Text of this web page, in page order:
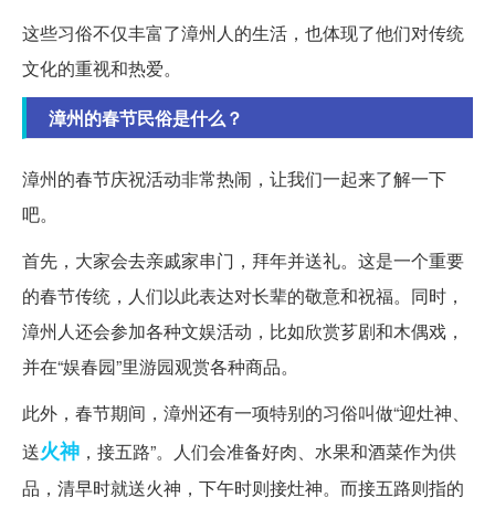
这些习俗不仅丰富了漳州人的生活，也体现了他们对传统
文化的重视和热爱。
漳州的春节民俗是什么？
漳州的春节庆祝活动非常热闹，让我们一起来了解一下
吧。
首先，大家会去亲戚家串门，拜年并送礼。这是一个重要
的春节传统，人们以此表达对长辈的敬意和祝福。同时，
漳州人还会参加各种文娱活动，比如欣赏芗剧和木偶戏，
并在“娱春园”里游园观赏各种商品。
此外，春节期间，漳州还有一项特别的习俗叫做“迎灶神、
送火神 ，接五路”。人们会准备好肉、水果和酒菜作为供
品，清早时就送火神，下午时则接灶神。而接五路则指的